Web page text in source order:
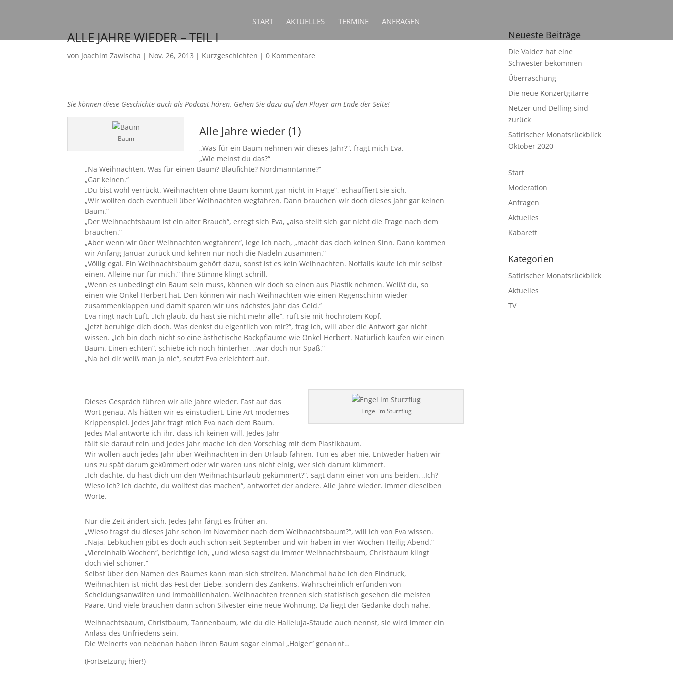
START AKTUELLES TERMINE ANFRAGEN
ALLE JAHRE WIEDER – TEIL I
von Joachim Zawischa | Nov. 26, 2013 | Kurzgeschichten |0 Kommentare
Sie können diese Geschichte auch als Podcast hören. Gehen Sie dazu auf den Player am Ende der Seite!
Baum
Alle Jahre wieder (1)
„Was für ein Baum nehmen wir dieses Jahr?“, fragt mich Eva.
„Wie meinst du das?“
„Na Weihnachten. Was für einen Baum? Blaufichte? Nordmanntanne?“
„Gar keinen.“
„Du bist wohl verrückt. Weihnachten ohne Baum kommt gar nicht in Frage“, echauffiert sie sich.
„Wir wollten doch eventuell über Weihnachten wegfahren. Dann brauchen wir doch dieses Jahr gar keinen
Baum.“
„Der Weihnachtsbaum ist ein alter Brauch“, erregt sich Eva, „also stellt sich gar nicht die Frage nach dem
brauchen.“
„Aber wenn wir über Weihnachten wegfahren“, lege ich nach, „macht das doch keinen Sinn. Dann kommen
wir Anfang Januar zurück und kehren nur noch die Nadeln zusammen.“
„Völlig egal. Ein Weihnachtsbaum gehört dazu, sonst ist es kein Weihnachten. Notfalls kaufe ich mir selbst
einen. Alleine nur für mich.“ Ihre Stimme klingt schrill.
„Wenn es unbedingt ein Baum sein muss, können wir doch so einen aus Plastik nehmen. Weißt du, so
einen wie Onkel Herbert hat. Den können wir nach Weihnachten wie einen Regenschirm wieder
zusammenklappen und damit sparen wir uns nächstes Jahr das Geld.“
Eva ringt nach Luft. „Ich glaub, du hast sie nicht mehr alle“, ruft sie mit hochrotem Kopf.
„Jetzt beruhige dich doch. Was denkst du eigentlich von mir?“, frag ich, will aber die Antwort gar nicht
wissen. „Ich bin doch nicht so eine ästhetische Backpflaume wie Onkel Herbert. Natürlich kaufen wir einen
Baum. Einen echten“, schiebe ich noch hinterher, „war doch nur Spaß.“
„Na bei dir weiß man ja nie“, seufzt Eva erleichtert auf.
Engel im Sturzflug
Dieses Gespräch führen wir alle Jahre wieder. Fast auf das
Wort genau. Als hätten wir es einstudiert. Eine Art modernes
Krippenspiel. Jedes Jahr fragt mich Eva nach dem Baum.
Jedes Mal antworte ich ihr, dass ich keinen will. Jedes Jahr
fällt sie darauf rein und jedes Jahr mache ich den Vorschlag mit dem Plastikbaum.
Wir wollen auch jedes Jahr über Weihnachten in den Urlaub fahren. Tun es aber nie. Entweder haben wir
uns zu spät darum gekümmert oder wir waren uns nicht einig, wer sich darum kümmert.
„Ich dachte, du hast dich um den Weihnachtsurlaub gekümmert?“, sagt dann einer von uns beiden. „Ich?
Wieso ich? Ich dachte, du wolltest das machen“, antwortet der andere. Alle Jahre wieder. Immer dieselben
Worte.
Nur die Zeit ändert sich. Jedes Jahr fängt es früher an.
„Wieso fragst du dieses Jahr schon im November nach dem Weihnachtsbaum?“, will ich von Eva wissen.
„Naja, Lebkuchen gibt es doch auch schon seit September und wir haben in vier Wochen Heilig Abend.“
„Viereinhalb Wochen“, berichtige ich, „und wieso sagst du immer Weihnachtsbaum, Christbaum klingt
doch viel schöner.“
Selbst über den Namen des Baumes kann man sich streiten. Manchmal habe ich den Eindruck,
Weihnachten ist nicht das Fest der Liebe, sondern des Zankens. Wahrscheinlich erfunden von
Scheidungsanwälten und Immobilienhaien. Weihnachten trennen sich statistisch gesehen die meisten
Paare. Und viele brauchen dann schon Silvester eine neue Wohnung. Da liegt der Gedanke doch nahe.
Weihnachtsbaum, Christbaum, Tannenbaum, wie du die Halleluja-Staude auch nennst, sie wird immer ein
Anlass des Unfriedens sein.
Die Weinerts von nebenan haben ihren Baum sogar einmal „Holger“ genannt…
(Fortsetzung hier!)
Neueste Beiträge
Die Valdez hat eine
Schwester bekommen
Überraschung
Die neue Konzertgitarre
Netzer und Delling sind
zurück
Satirischer Monatsrückblick
Oktober 2020
Start
Moderation
Anfragen
Aktuelles
Kabarett
Kategorien
Satirischer Monatsrückblick
Aktuelles
TV